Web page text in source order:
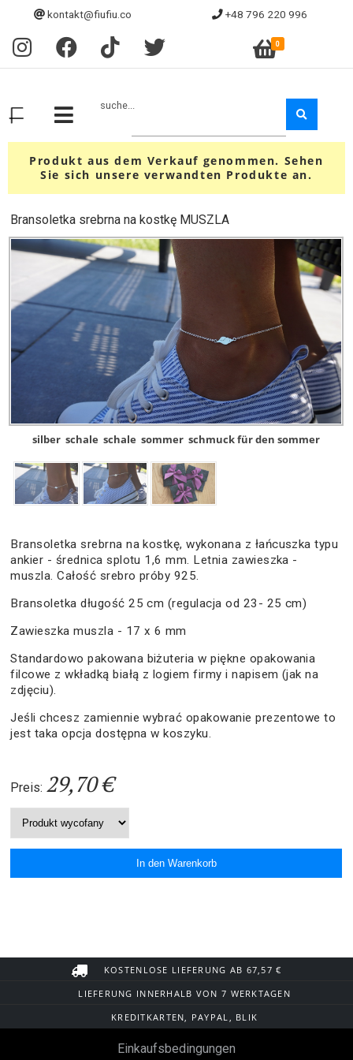
kontakt@fiufiu.co +48 796 220 996
0
suche...
Produkt aus dem Verkauf genommen. Sehen
Sie sich unsere verwandten Produkte an.
Bransoletka srebrna na kostkę MUSZLA
silber schale schale sommer schmuck für den sommer
Bransoletka srebrna na kostkę, wykonana z łańcuszka typu
ankier - średnica splotu 1,6 mm. Letnia zawieszka -
muszla. Całość srebro próby 925.
Bransoletka długość 25 cm (regulacja od 23- 25 cm)
Zawieszka muszla - 17 x 6 mm
Standardowo pakowana biżuteria w piękne opakowania
filcowe z wkładką białą z logiem firmy i napisem (jak na
zdjęciu).
Jeśli chcesz zamiennie wybrać opakowanie prezentowe to
jest taka opcja dostępna w koszyku.
Preis: 29,70 €
KOSTENLOSE LIEFERUNG AB 67,57 €
LIEFERUNG INNERHALB VON 7 WERKTAGEN
KREDITKARTEN, PAYPAL, BLIK
Einkaufsbedingungen